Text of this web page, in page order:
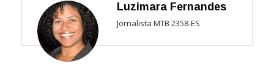
Luzimara Fernandes
Jornalista MTB 2358-ES